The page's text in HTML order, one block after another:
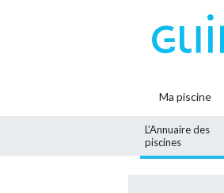
Ma piscine
L’Annuaire des
piscines